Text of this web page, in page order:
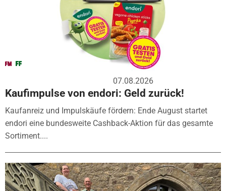
07.08.2026
Kaufimpulse von endori: Geld zurück!
Kaufanreiz und Impulskäufe fördern: Ende August startet
endori eine bundesweite Cashback-Aktion für das gesamte
Sortiment....